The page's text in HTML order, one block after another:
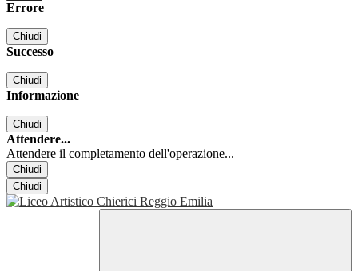
Errore
Chiudi
Successo
Chiudi
Informazione
Chiudi
Attendere...
Attendere il completamento dell'operazione...
Chiudi
Chiudi